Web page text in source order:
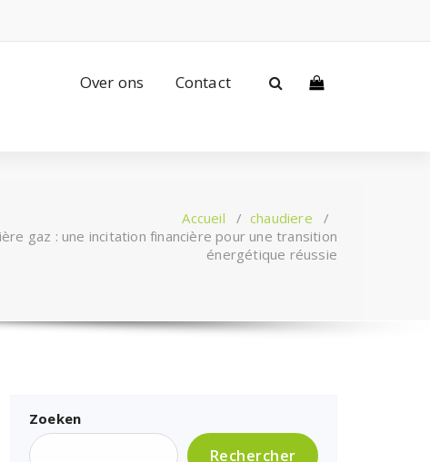
Over ons Contact
Accueil / chaudiere /
gaz : une incitation financière pour une transition
énergétique réussie
Zoeken
Rechercher